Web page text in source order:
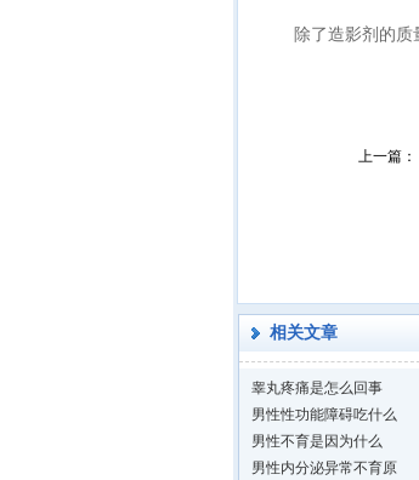
除了造影剂的质量
上一篇：
相关文章
睾丸疼痛是怎么回事
男性性功能障碍吃什么
男性不育是因为什么
男性内分泌异常不育原